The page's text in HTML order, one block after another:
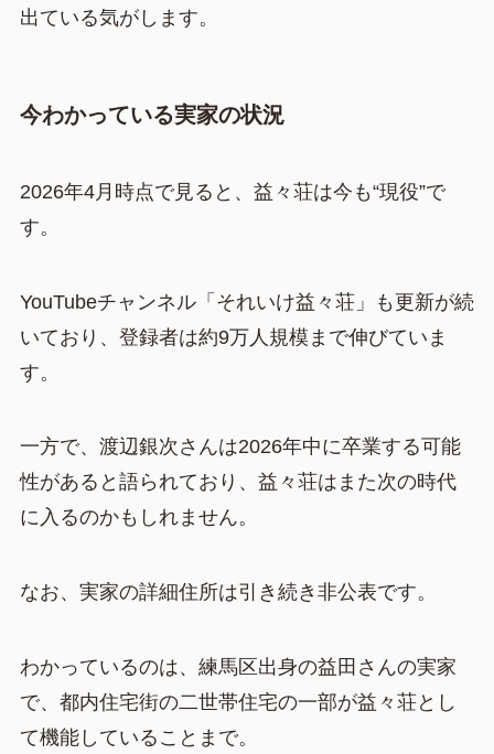
出ている気がします。
今わかっている実家の状況
2026年4月時点で見ると、益々荘は今も“現役”で
す。
YouTubeチャンネル「それいけ益々荘」も更新が続
いており、登録者は約9万人規模まで伸びていま
す。
一方で、渡辺銀次さんは2026年中に卒業する可能
性があると語られており、益々荘はまた次の時代
に入るのかもしれません。
なお、実家の詳細住所は引き続き非公表です。
わかっているのは、練馬区出身の益田さんの実家
で、都内住宅街の二世帯住宅の一部が益々荘とし
て機能していることまで。